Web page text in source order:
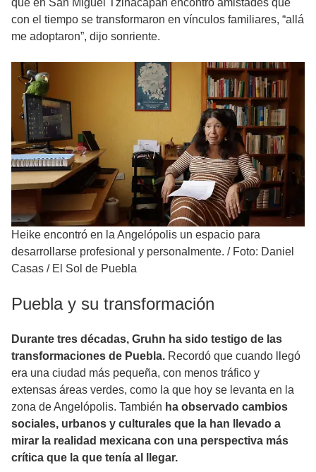
con el tiempo se transformaron en vínculos familiares, “allá
me adoptaron”, dijo sonriente.
Heike encontró en la Angelópolis un espacio para
desarrollarse profesional y personalmente. / Foto: Daniel
Casas / El Sol de Puebla
Puebla y su transformación
Durante tres décadas, Gruhn ha sido testigo de las
transformaciones de Puebla. Recordó que cuando llegó
era una ciudad más pequeña, con menos tráfico y
extensas áreas verdes, como la que hoy se levanta en la
zona de Angelópolis. También ha observado cambios
sociales, urbanos y culturales que la han llevado a
mirar la realidad mexicana con una perspectiva más
crítica que la que tenía al llegar.